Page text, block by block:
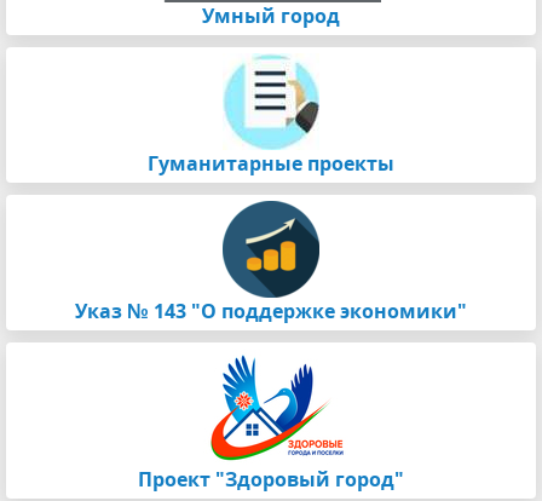
Умный город
Гуманитарные проекты
Указ № 143 "О поддержке экономики"
Проект "Здоровый город"